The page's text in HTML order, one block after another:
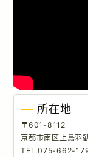
所在地
〒601-8112
京都市南区上鳥羽
TEL:075-662-